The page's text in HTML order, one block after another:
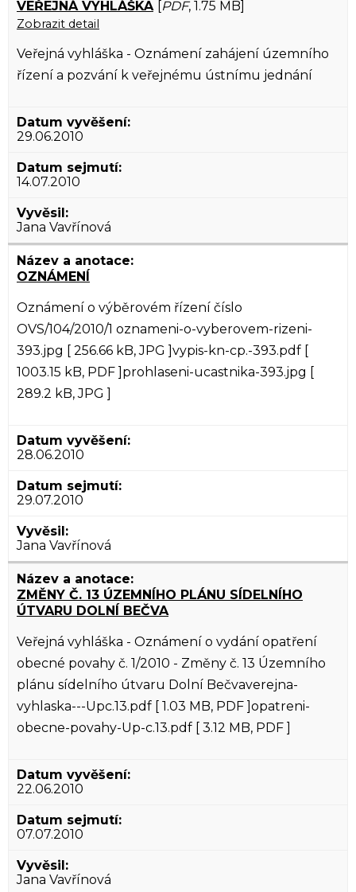
VEŘEJNÁ VYHLÁŠKA [PDF, 1.75 MB]
Zobrazit detail
Veřejná vyhláška - Oznámení zahájení územního
řízení a pozvání k veřejnému ústnímu jednání
29.06.2010
14.07.2010
Jana Vavřínová
OZNÁMENÍ
Oznámení o výběrovém řízení číslo
OVS/104/2010/1 oznameni-o-vyberovem-rizeni-
393.jpg [ 256.66 kB, JPG ]vypis-kn-cp.-393.pdf [
1003.15 kB, PDF ]prohlaseni-ucastnika-393.jpg [
289.2 kB, JPG ]
28.06.2010
29.07.2010
Jana Vavřínová
ZMĚNY Č. 13 ÚZEMNÍHO PLÁNU SÍDELNÍHO
ÚTVARU DOLNÍ BEČVA
Veřejná vyhláška - Oznámení o vydání opatření
obecné povahy č. 1/2010 - Změny č. 13 Územního
plánu sídelního útvaru Dolní Bečvaverejna-
vyhlaska---Upc.13.pdf [ 1.03 MB, PDF ]opatreni-
obecne-povahy-Up-c.13.pdf [ 3.12 MB, PDF ]
22.06.2010
07.07.2010
Jana Vavřínová